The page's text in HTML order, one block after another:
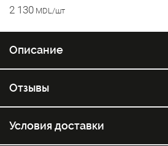
2 130 MDL/шт
Описание
Отзывы
Условия доставки